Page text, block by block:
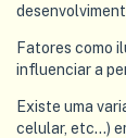
Fatores como
influenciar a
Existe uma
celular, etc...)